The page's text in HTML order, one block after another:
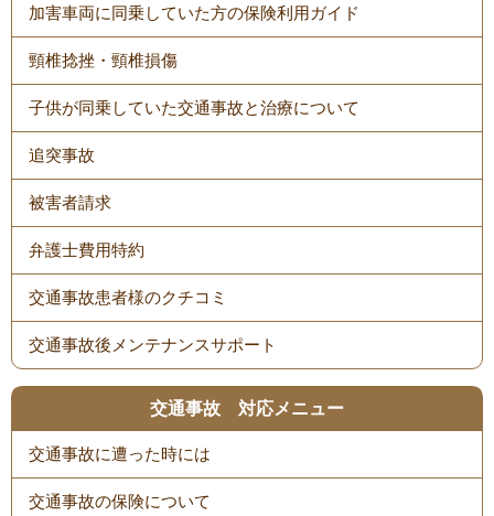
加害車両に同乗していた方の保険利用ガイド
頸椎捻挫・頸椎損傷
子供が同乗していた交通事故と治療について
追突事故
被害者請求
弁護士費用特約
交通事故患者様のクチコミ
交通事故後メンテナンスサポート
交通事故 対応メニュー
交通事故に遭った時には
交通事故の保険について